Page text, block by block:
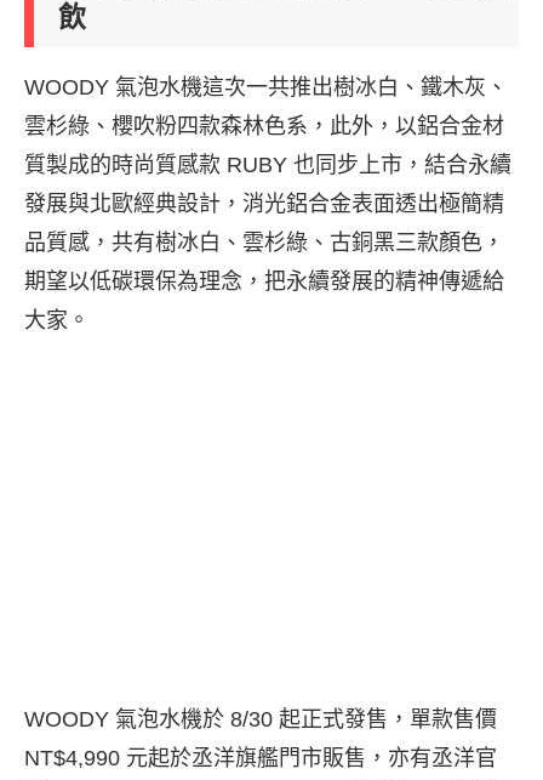
飲
WOODY 氣泡水機這次一共推出樹冰白、鐵木灰、
雲杉綠、櫻吹粉四款森林色系，此外，以鋁合金材
質製成的時尚質感款 RUBY 也同步上市，結合永續
發展與北歐經典設計，消光鋁合金表面透出極簡精
品質感，共有樹冰白、雲杉綠、古銅黑三款顏色，
期望以低碳環保為理念，把永續發展的精神傳遞給
大家。
WOODY 氣泡水機於 8/30 起正式發售，單款售價
NT$4,990 元起於丞洋旗艦門市販售，亦有丞洋官